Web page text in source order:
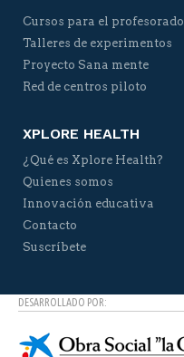
Cursos para el profesorado
Talleres de experimentos
Proyecto Sana mente
Red de centros piloto
XPLORE HEALTH
¿Qué es Xplore Health?
Quienes somos
Innovación educativa
Contacto
Suscríbete
DESARROLLADO POR: